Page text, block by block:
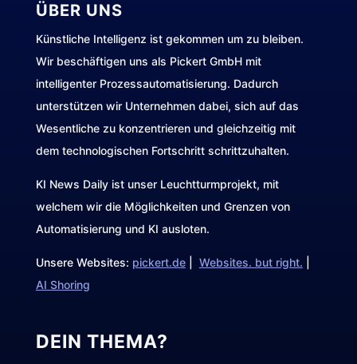
ÜBER UNS
Künstliche Intelligenz ist gekommen um zu bleiben.
Wir beschäftigen uns als Pickert GmbH mit
intelligenter Prozessautomatisierung. Dadurch
unterstützen wir Unternehmen dabei, sich auf das
Wesentliche zu konzentrieren und gleichzeitig mit
dem technologischen Fortschritt schrittzuhalten.
KI News Daily ist unser Leuchtturmprojekt, mit
welchem wir die Möglichkeiten und Grenzen von
Automatisierung und KI ausloten.
Unsere Websites: pickert.de| Websites. but right.
AI Shoring
DEIN THEMA?